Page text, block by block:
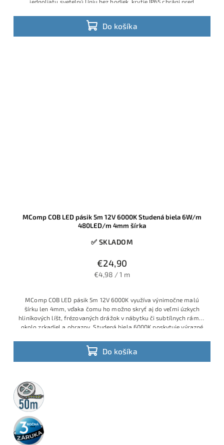
Do košíka
svietivosť pri stále úspornej prevádzke.
MComp COB LED pásik 5m 12V 6000K Studená biela 6W/m
480LED/m 4mm šírka
✅ SKLADOM
€24,90
€4,98 / 1 m
Do košíka
MComp COB LED pásik 5m 12V 6000K využíva výnimočne malú
šírku len 4mm, vďaka čomu ho možno skryť aj do veľmi úzkych
hliníkových líšt, frézovaných drážok v nábytku či subtílnych rámov
okolo zrkadiel a obrazov. Studená biela 6000K poskytuje výrazné
480 diód/m zabezpečuje súvislú svetelnú čiaru bez bodiek a príkon
6W/m garantuje úspornú prevádzku.
50m
rolka
3 roky
záruka